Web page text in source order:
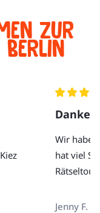
zur
Danke
Wir
hat viel
Jenny F. •